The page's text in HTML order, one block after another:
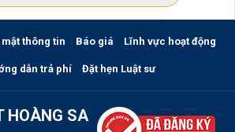
mật thông tin Báo giá Lĩnh vực hoạt động
dẫn trả phí Đặt hẹn Luật sư
HOÀNG SA